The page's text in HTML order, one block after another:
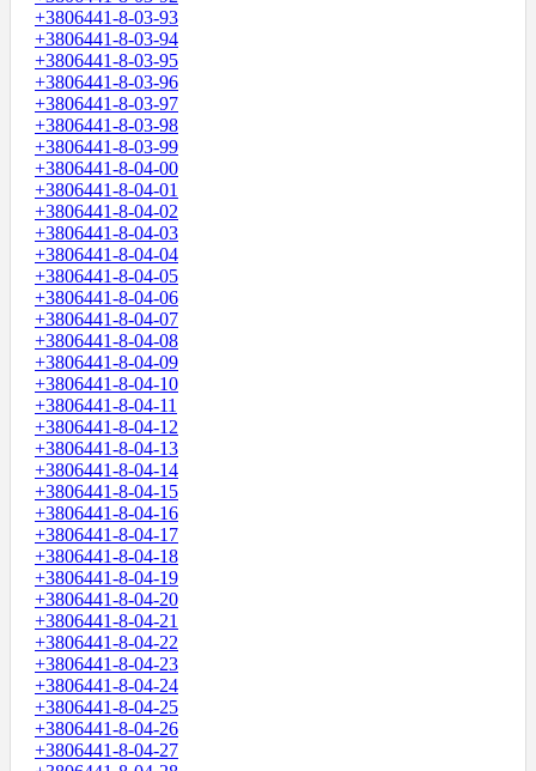
+3806441-8-03-93
+3806441-8-03-94
+3806441-8-03-95
+3806441-8-03-96
+3806441-8-03-97
+3806441-8-03-98
+3806441-8-03-99
+3806441-8-04-00
+3806441-8-04-01
+3806441-8-04-02
+3806441-8-04-03
+3806441-8-04-04
+3806441-8-04-05
+3806441-8-04-06
+3806441-8-04-07
+3806441-8-04-08
+3806441-8-04-09
+3806441-8-04-10
+3806441-8-04-11
+3806441-8-04-12
+3806441-8-04-13
+3806441-8-04-14
+3806441-8-04-15
+3806441-8-04-16
+3806441-8-04-17
+3806441-8-04-18
+3806441-8-04-19
+3806441-8-04-20
+3806441-8-04-21
+3806441-8-04-22
+3806441-8-04-23
+3806441-8-04-24
+3806441-8-04-25
+3806441-8-04-26
+3806441-8-04-27